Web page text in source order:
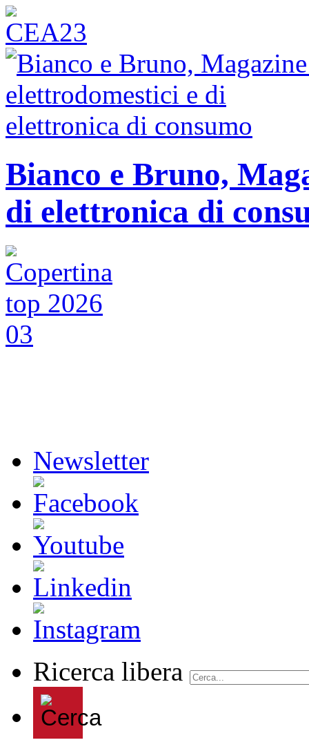
Bianco e Bruno,
di elettronica di
Newsletter
Ricerca libera